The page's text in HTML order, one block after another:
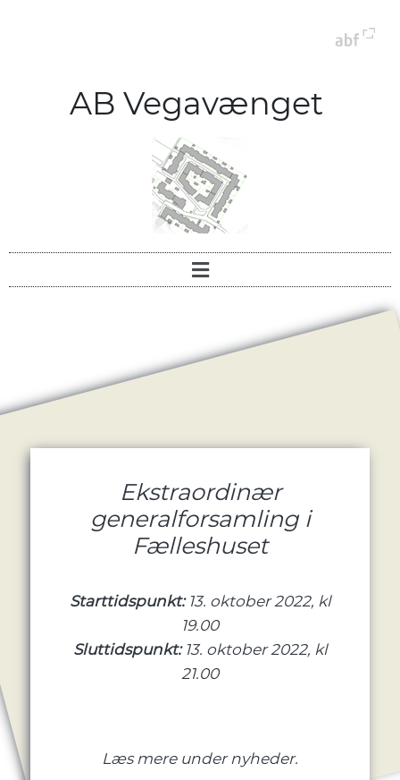
AB Vegavænget
Ekstraordinær
generalforsamling i
Fælleshuset
Starttidspunkt: 13. oktober 2022, kl
19.00
Sluttidspunkt: 13. oktober 2022, kl
21.00
Læs mere under nyheder.